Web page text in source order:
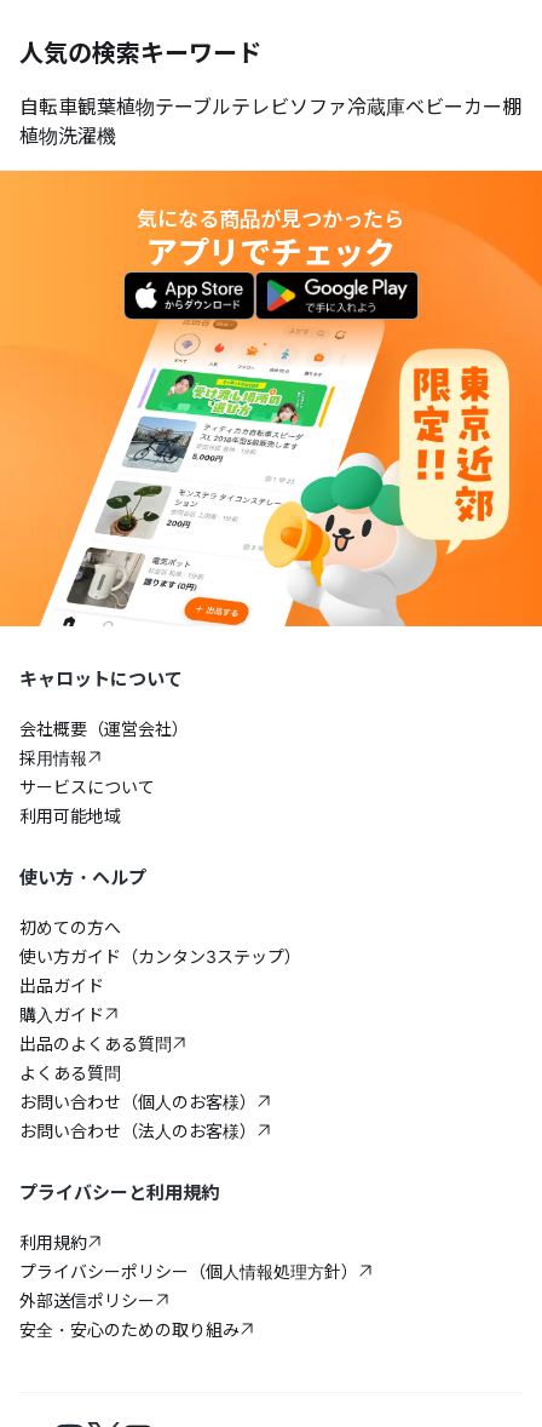
人気の検索キーワード
自転車観葉植物テーブルテレビソファ冷蔵庫ベビーカー棚
植物洗濯機
気になる商品が見つかったら
アプリでチェック
キャロットについて
会社概要（運営会社）
採用情報
サービスについて
利用可能地域
使い方・ヘルプ
初めての方へ
使い方ガイド（カンタン3ステップ）
出品ガイド
購入ガイド
出品のよくある質問
よくある質問
お問い合わせ（個人のお客様）
お問い合わせ（法人のお客様）
プライバシーと利用規約
利用規約
プライバシーポリシー（個人情報処理方針）
外部送信ポリシー
安全・安心のための取り組み